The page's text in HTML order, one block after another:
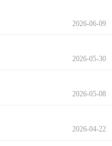
2026-06-09
2026-05-30
2026-05-08
2026-04-22